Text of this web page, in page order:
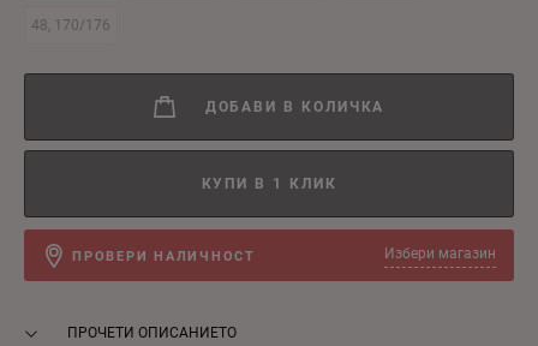
48, 170/176
ДОБАВИ В КОЛИЧКА
КУПИ В 1 КЛИК
ПРОВЕРИ НАЛИЧНОСТ Избери магазин
ПРОЧЕТИ ОПИСАНИЕТО